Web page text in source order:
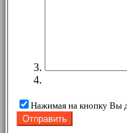
Нажимая на кнопку Вы